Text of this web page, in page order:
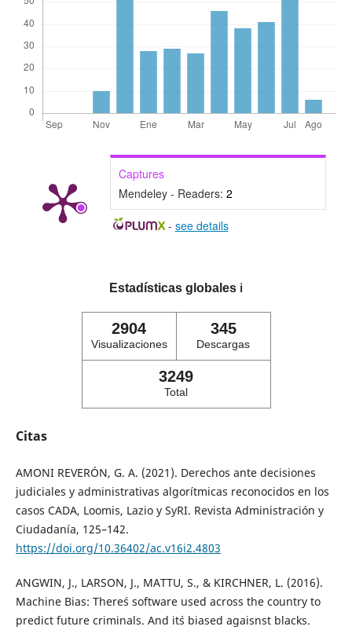
Captures
Mendeley - Readers: 2
- see details
Estadísticas globales ℹ️
2904
Visualizaciones
345
Descargas
3249
Total
Citas
AMONI REVERÓN, G. A. (2021). Derechos ante decisiones
judiciales y administrativas algorítmicas reconocidos en los
casos CADA, Loomis, Lazio y SyRI. Revista Administración y
Ciudadanía, 125–142.
https://doi.org/10.36402/ac.v16i2.4803
ANGWIN, J., LARSON, J., MATTU, S., & KIRCHNER, L. (2016).
Machine Bias: There´s software used across the country to
predict future criminals. And it`s biased agaisnst blacks.